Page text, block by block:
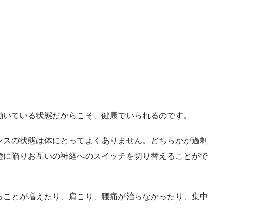
ている状態だからこそ、健康でいられるのです。
スの状態は体にとってよくありません。どちらかが過剰
陥り お互いの神経へのスイッチを切り替えることがで
とが増えたり、肩こり、腰痛が治らなかったり、集中